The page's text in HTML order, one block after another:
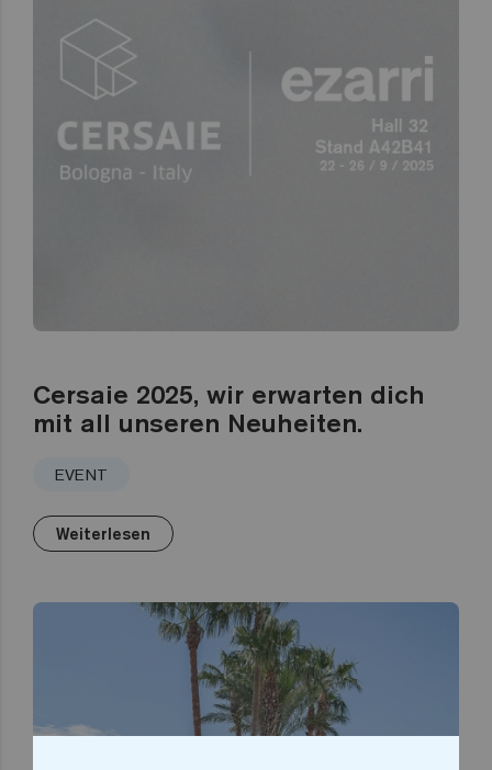
Cersaie 2025, wir erwarten dich
mit all unseren Neuheiten.
EVENT
Weiterlesen